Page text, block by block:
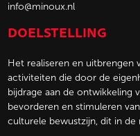
info@minoux.nl
DOELSTELLING
Het realiseren en uitbrengen
activiteiten die door de
bijdrage aan de ontwikkeling
bevorderen en stimuleren
culturele bewustzijn, dit in de